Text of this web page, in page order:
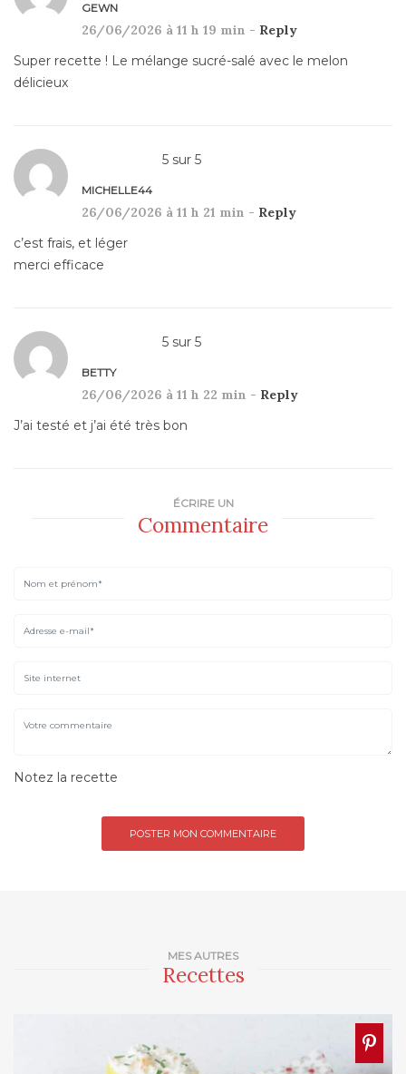
MES AUTRES
Recettes
GEWN
26/06/2026 à 11 h 19 min - Reply
Super recette ! Le mélange sucré-salé avec le melon
délicieux
5 sur 5
MICHELLE44
26/06/2026 à 11 h 21 min - Reply
c’est frais, et léger
merci efficace
5 sur 5
BETTY
26/06/2026 à 11 h 22 min - Reply
J’ai testé et j’ai été très bon
ÉCRIRE UN
Commentaire
Notez la recette